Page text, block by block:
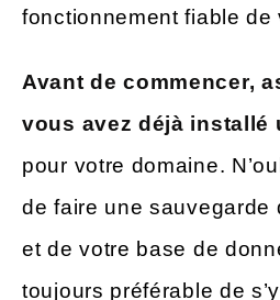
fonctionnement fiable de
Avant de commencer,
vous avez déjà installé
pour votre domaine.
de faire une sauvegarde
et de votre base de
toujours préférable de